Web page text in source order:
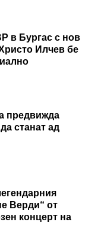
в Бургас с нов
Илчев бе
предвижда
станат ад
Верди“ от
концерт на